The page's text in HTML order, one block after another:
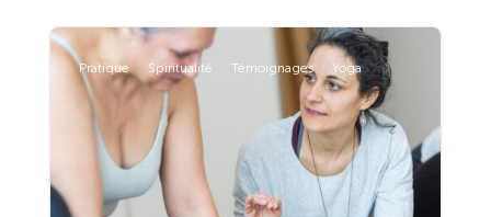
Pratique Spiritualité Témoignages Yoga